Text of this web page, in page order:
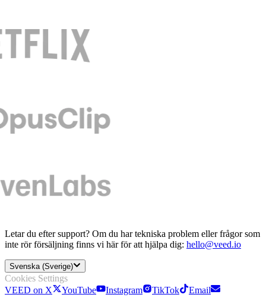
Letar du efter support? Om du har tekniska problem eller frågor som
inte rör försäljning finns vi här för att hjälpa dig: hello@veed.io
Svenska (Sverige)
Cookies Settings
VEED on X
YouTube Instagram TikTok Email